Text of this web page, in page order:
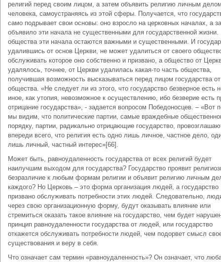
религий перед своим лицом, а затем объявить религию личным
человека, самоустраняясь из этой сферы. Получается, что
само подрывает свои основы: оно взросло на церковных началах, а
объявило эти начала не существенными для государственной
общества эти начала остаются важными и существенными. И
удалившись от основ Церкви, не может удалиться от своего
обслуживать которое оно собственно и призвано, а общество от
удалялось, точнее, от Церкви удалилась какая-то часть общества,
получившая возможность высказываться перед лицом государства
общества. «Не следует ли из этого, что государство безверное есть
иное, как утопия, невозможное к осуществлению, ибо безверие есть
отрицание государства», - задается вопросом Победоносцев. – «Вот
мы видим, что политические партии, самые враждебные
порядку, партии, радикально отрицающие государство,
впереди всего, что религия есть одно лишь личное, частное дело,
лишь личный, частный интерес»[66].
Может быть, равноудаленность государства от всех религий будет
наилучшим выходом для государства? Государство проявит
безразличие к любым формам религии и объявит религию личным
каждого? Но Церковь – это форма организация людей, а государство
призвано обслуживать потребности этих людей. Следовательно,
через свою организационную форму, будут оказывать влияние или
стремиться оказать такое влияние на государство, чем будет
принцип равноудаленности государства от людей, или государство
откажется обслуживать потребности людей, чем подорвет смысл
существования и веру в себя.
Что означает сам термин «равноудаленность»? Он означает, что